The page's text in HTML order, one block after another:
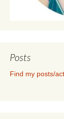
Posts
Find my posts/